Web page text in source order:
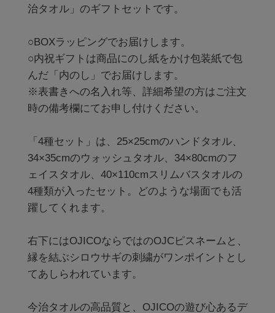
治タオル」のギフトセットです。
○BOXラッピングでお届けします。
○内祝ギフトは商品にのし紙をかけ包装紙で包
んだ「内のし」でお届けします。
※表書きへの名入れ等、詳細希望の方はご注文
時の備考欄にてお申し付けください。
「4種セット」は、25×25cmのハンドタオル、
34×35cmのウォッシュタオル、34×80cmのフ
ェイスタオル、40×110cmスリムバスタオルの
4種類が入ったセット。どのような場面でも活
躍してくれます。
右下にはOJICOならではのOJCピスネームと、
縁を結ぶシロウサギの刺繍がワンポイントとし
てあしらわれています。
今治タオルの高品質と、OJICOの遊び心あるデ